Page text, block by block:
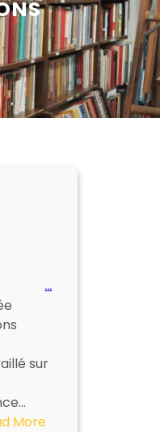
…
sur
More: